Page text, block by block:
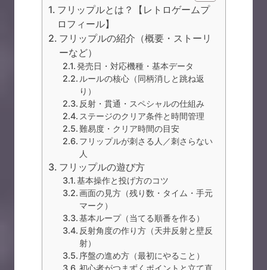
フリップルとは？【レトロゲームプ
ロフィール】
フリップルの紹介（概要・ストーリ
ーなど）
発売日・対応機種・基本データ
ルールの核心（同柄消しと跳ね返
り）
反射・貫通・スペシャルの仕組み
ステージのクリア条件と時間管理
難易度・クリア時間の目安
フリップルが刺さる人／刺さらない
人
フリップルの遊び方
基本操作と投げ方のコツ
画面の見方（残り数・タイム・手元
マーク）
基本ループ（当てる順番を作る）
反射角度の作り方（天井反射と壁反
射）
序盤の進め方（最初にやること）
初心者がつまずくポイントと立て直